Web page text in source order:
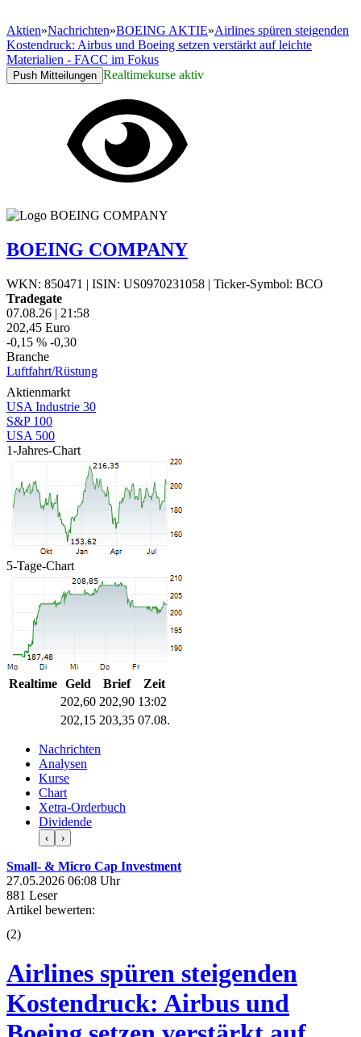
Aktien»Nachrichten»BOEING AKTIE»Airlines spüren steigenden
Kostendruck: Airbus und Boeing setzen verstärkt auf leichte
Materialien - FACC im Fokus
Push Mitteilungen Realtimekurse aktiv
BOEING COMPANY
WKN: 850471 | ISIN: US0970231058 | Ticker-Symbol: BCO
Tradegate
07.08.26 | 21:58
202,45 Euro
-0,15 % -0,30
Branche
Luftfahrt/Rüstung
Aktienmarkt
USA Industrie 30
S&P 100
USA 500
1-Jahres-Chart
5-Tage-Chart
Realtime Geld Brief
Zeit
202,60 202,90 13:02
202,15 203,35 07.08.
Nachrichten
Analysen
Kurse
Chart
Xetra-Orderbuch
Dividende
‹ ›
Small- & Micro Cap Investment
27.05.2026 06:08 Uhr
881 Leser
Artikel bewerten:
(2)
Airlines spüren steigenden
Kostendruck: Airbus und